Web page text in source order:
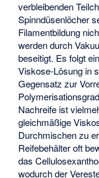
verbleibenden
Spinndüsenlöcher
Filamentbildung
werden durch
beseitigt. Es folgt
Viskose-Lösung in
Gegensatz zur
Nachreife ist
gleichmäßige
Durchmischen zu
Reifebehälter oft
das
wodurch der